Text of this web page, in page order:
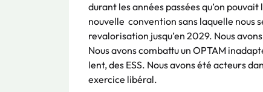
durant les années passées qu’on
nouvelle convention sans laquelle nous
revalorisation jusqu’en 2029. Nous
Nous avons combattu un OPTAM
lent, des ESS. Nous avons été acteurs
exercice libéral.